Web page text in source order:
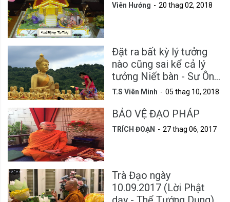
Viên Hướng 20 thag 02, 2018
Đặt ra bất kỳ lý tưởng
nào cũng sai kể cả lý
tưởng Niết bàn - Sư Ông
Viên Minh
T.S Viên Minh 05 thag 10, 2018
BẢO VỆ ĐẠO PHÁP
TRÍCH ĐOẠN 27 thag 06, 2017
Trà Đạo ngày
10.09.2017 (Lời Phật